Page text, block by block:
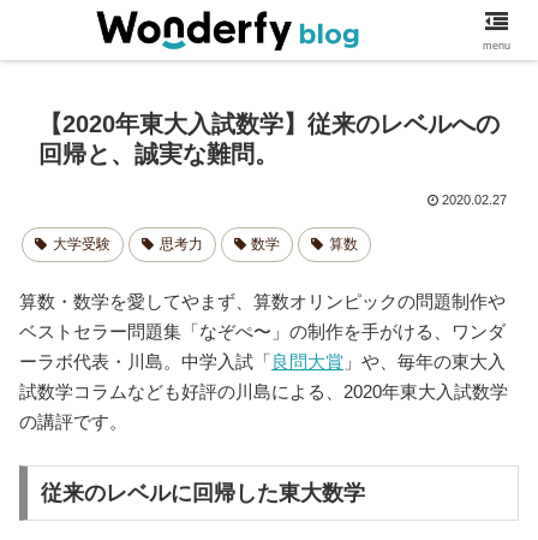
ワンダーファイブログ
【2020年東大入試数学】従来のレベルへの
回帰と、誠実な難問。
2020.02.27
大学受験 思考力 数学 算数
算数・数学を愛してやまず、算数オリンピックの問題制作や
ベストセラー問題集「なぞぺ〜」の制作を手がける、ワンダ
ーラボ代表・川島。中学入試「良問大賞 」や、毎年の東大入
試数学コラムなども好評の川島による、2020年東大入試数学
の講評です。
従来のレベルに回帰した東大数学
menu